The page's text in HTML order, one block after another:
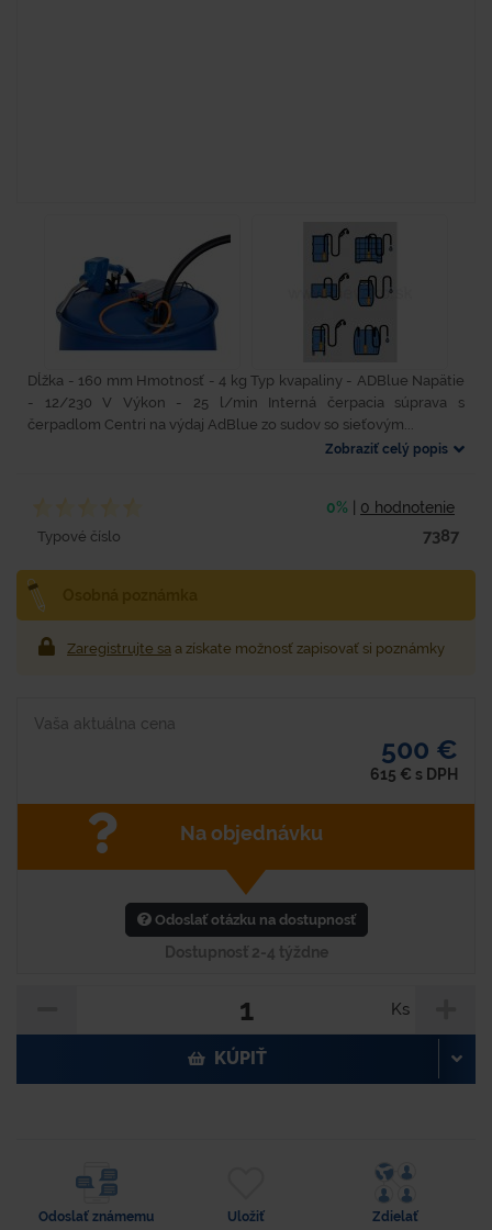
Dĺžka - 160 mm Hmotnosť - 4 kg Typ kvapaliny - ADBlue Napätie
- 12/230 V Výkon - 25 l/min Interná čerpacia súprava s
čerpadlom Centri na výdaj AdBlue zo sudov so sieťovým...
Zobraziť celý popis
0% 0 hodnotenie
Typové číslo 7387
Zaregistrujte sa a získate možnosť zapisovať si poznámky
Vaša aktuálna cena
500 €
615 € s DPH
Na objednávku
Odoslať otázku na dostupnosť
Dostupnosť 2-4 týždne
Ks
KÚPIŤ
Odoslať známemu Uložiť Zdielať